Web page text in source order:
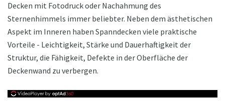
Decken mit Fotodruck oder Nachahmung des
Sternenhimmels immer beliebter. Neben dem ästhetischen
Aspekt im Inneren haben Spanndecken viele praktische
Vorteile - Leichtigkeit, Stärke und Dauerhaftigkeit der
Struktur, die Fähigkeit, Defekte in der Oberfläche der
Deckenwand zu verbergen.